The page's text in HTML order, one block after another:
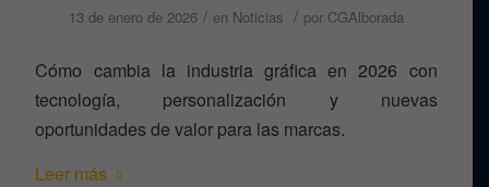
13 de enero de 2026 / en Noticias / por CGAlborada
Cómo cambia la industria gráfica en 2026 con
tecnología, personalización y nuevas
oportunidades de valor para las marcas.
Leer más